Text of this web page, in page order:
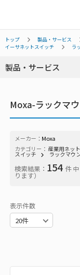
トップ 製品・サービス
イーサネットスイッチ
ラ
製品・サービス
Moxa-ラックマ
メーカー： Moxa
カテゴリー： 産業用ネッ
スイッチ ラックマウ
検索結果： 154 件
ります）
表示件数